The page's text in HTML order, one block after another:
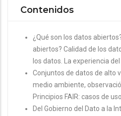
Contenidos
¿Qué son los datos
abiertos? Calidad de los
los datos. La experiencia
Conjuntos de datos de alto
medio ambiente,
Principios FAIR: casos de
Del Gobierno del Dato a la